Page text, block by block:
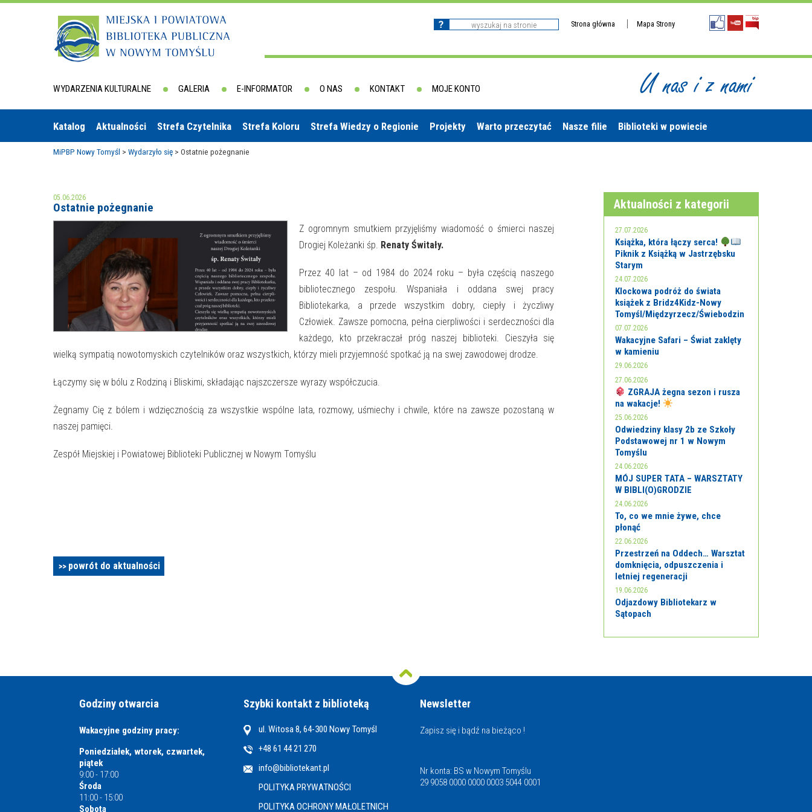
Strona główna Mapa Strony
WYDARZENIA KULTURALNE GALERIA E-INFORMATOR O NAS KONTAKT MOJE KONTO U nas i z nami
Katalog Aktualności Strefa Czytelnika Strefa Koloru Strefa Wiedzy o Regionie Projekty Warto przeczytać Nasze filie Biblioteki w powiecie
MiPBP Nowy Tomyśl > Wydarzyło się > Ostatnie pożegnanie
05.06.2026
Ostatnie pożegnanie
Z ogromnym smutkiem przyjęliśmy wiadomość o śmierci naszej
Drogiej Koleżanki śp. Renaty Świtały.
Przez 40 lat – od 1984 do 2024 roku – była częścią naszego
bibliotecznego zespołu. Wspaniała i oddana swej pracy
Bibliotekarka, a przede wszystkim dobry, ciepły i życzliwy
Człowiek. Zawsze pomocna, pełna cierpliwości i serdeczności dla
każdego, kto przekraczał próg naszej biblioteki. Cieszyła się
wielką sympatią nowotomyskich czytelników oraz wszystkich, którzy mieli przyjemność spotkać ją na swej zawodowej drodze.
Łączymy się w bólu z Rodziną i Bliskimi, składając najszczersze wyrazy współczucia.
Żegnamy Cię z bólem i wdzięcznością za wszystkie wspólne lata, rozmowy, uśmiechy i chwile, które na zawsze pozostaną w
naszej pamięci.
Zespół Miejskiej i Powiatowej Biblioteki Publicznej w Nowym Tomyślu
powrót do aktualności
Aktualności z kategorii
27.07.2026
Książka, która łączy serca!
Piknik z Książką w Jastrzębsku
Starym
24.07.2026
Klockowa podróż do świata
książek z Bridz4Kidz-Nowy
Tomyśl/Międzyrzecz/Świebodzin
07.07.2026
Wakacyjne Safari – Świat zaklęty
w kamieniu
29.06.2026
27.06.2026
ZGRAJA żegna sezon i rusza
na wakacje!
25.06.2026
Odwiedziny klasy 2b ze Szkoły
Podstawowej nr 1 w Nowym
Tomyślu
24.06.2026
MÓJ SUPER TATA – WARSZTATY
W BIBLI(O)GRODZIE
24.06.2026
To, co we mnie żywe, chce
płonąć
22.06.2026
Przestrzeń na Oddech… Warsztat
domknięcia, odpuszczenia i
letniej regeneracji
19.06.2026
Odjazdowy Bibliotekarz w
Sątopach
Godziny otwarcia
Wakacyjne godziny pracy:
Poniedziałek, wtorek, czwartek,
piątek
9:00 - 17:00
Środa
11:00 - 15:00
Sobota
Szybki kontakt z biblioteką
ul. Witosa 8, 64-300 Nowy Tomyśl
+48 61 44 21 270
info@bibliotekant.pl
POLITYKA PRYWATNOŚCI
POLITYKA OCHRONY MAŁOLETNICH
Newsletter
Zapisz się i bądź na bieżąco !
Nr konta: BS w Nowym Tomyślu
29 9058 0000 0000 0003 5044 0001